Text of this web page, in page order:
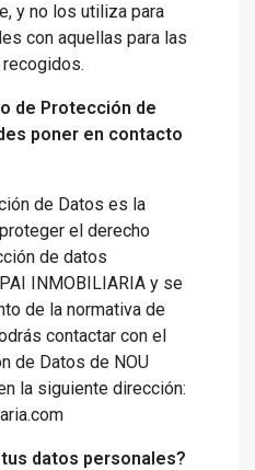
y no los utiliza para
con aquellas para las
de Protección de
poner en contacto
de Datos es la
el derecho
de datos
INMOBILIARIA y se
de la normativa de
contactar con el
de Datos de NOU
la siguiente dirección:
datos personales?